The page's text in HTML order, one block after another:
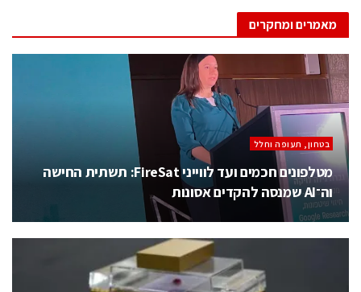
מאמרים ומחקרים
בטחון, תעופה וחלל
מטלפונים חכמים ועד לווייני FireSat: תשתית החישה
וה־AI שמנסה להקדים אסונות